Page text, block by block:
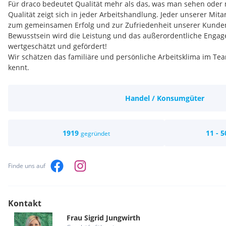
Für draco bedeutet Qualität mehr als das, was man sehen oder
Qualität zeigt sich in jeder Arbeitshandlung. Jeder unserer
zum gemeinsamen Erfolg und zur Zufriedenheit unserer
Bewusstsein wird die Leistung und das außerordentliche
wertgeschätzt und gefördert!
Wir schätzen das familiäre und persönliche Arbeitsklima im
kennt.
- Eine spannende und abwechslungsreiche
Familienunternehmens mit Aussicht auf langjährige
öffentlich erreichbar – 3. Min. Fußweg zum Bahnhof Eferding
KEIN SCHICHTBETRIEB- Unsere Arbeitszeiten sind
Handel / Konsumgüter
1919 gegründet 11 -
Finde uns auf
Kontakt
Frau Sigrid Jungwirth